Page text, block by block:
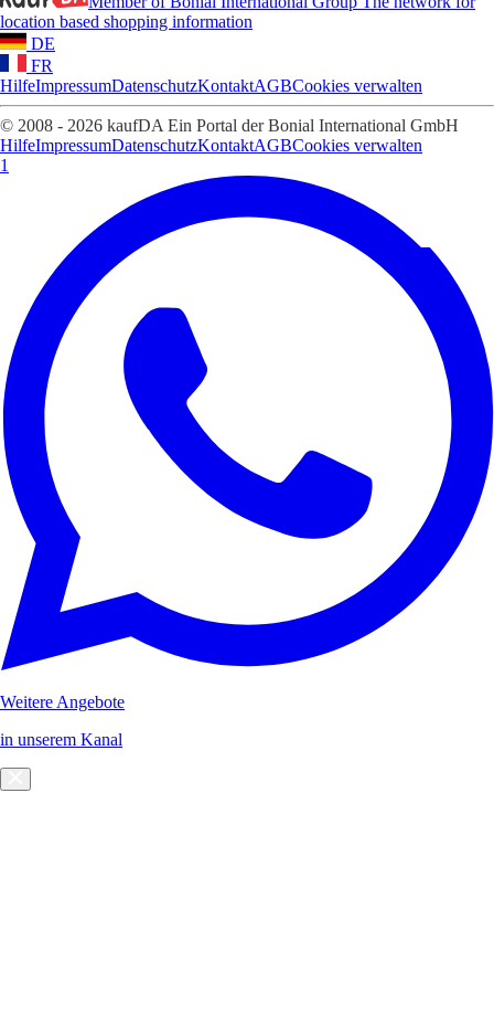
location based shopping information
DE
FR
HilfeImpressumDatenschutzKontaktAGBCookies verwalten
© 2008 - 2026 kaufDA Ein Portal der Bonial International GmbH
HilfeImpressumDatenschutzKontaktAGBCookies verwalten
1
Weitere Angebote
in unserem Kanal